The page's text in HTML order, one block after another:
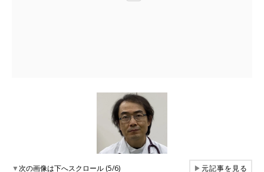
▼次の画像は下へスクロール (5/6) ▶元記事を見る